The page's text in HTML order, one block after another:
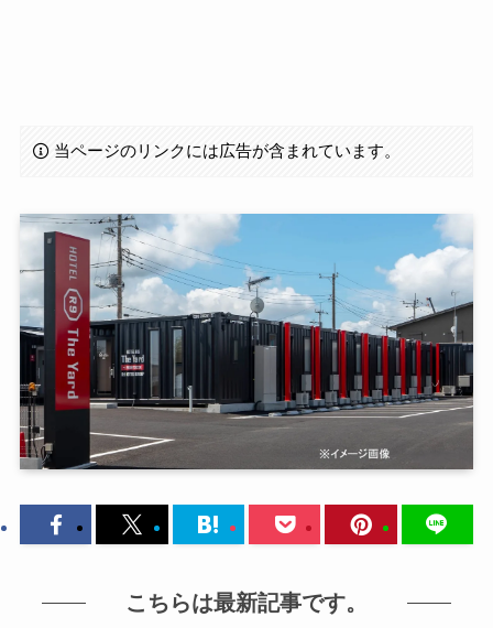
当ページのリンクには広告が含まれています。
こちらは最新記事です。